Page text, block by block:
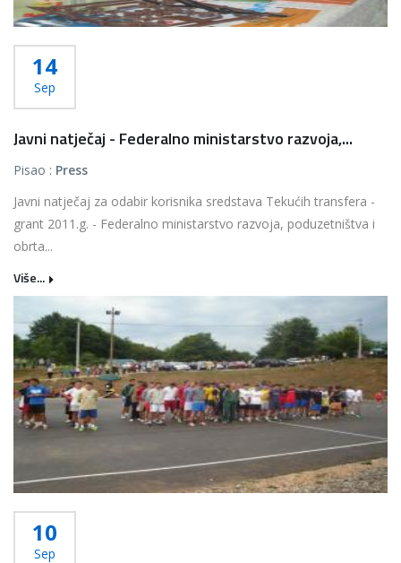
14
Sep
Javni natječaj - Federalno ministarstvo razvoja,...
Pisao : Press
Javni natječaj za odabir korisnika sredstava Tekućih transfera -
grant 2011.g. - Federalno ministarstvo razvoja, poduzetništva i
obrta...
Više...
10
Sep